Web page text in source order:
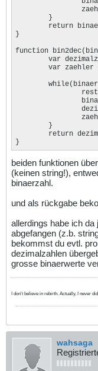
}
function
}
beiden funktionen
(keinen string!),
binaerzahl.
und als rückgabe
allerdings habe ich da
abgefangen (z.b.
bekommst du evtl.
dezimalzahlen
grosse binaerwerte
I don't believe in rebirth. Actually, I never
wahsaga